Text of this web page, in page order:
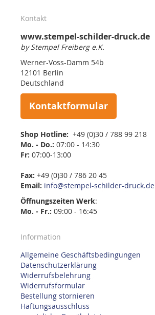
Kontakt
www.stempel-schilder-druck.de
by Stempel Freiberg e.K.
Werner-Voss-Damm 54b
12101 Berlin
Deutschland
Kontaktformular
Shop Hotline: +49 (0)30 / 788 99 218
Mo. - Do.: 07:00 - 14:30
Fr: 07:00-13:00
Fax: +49 (0)30 / 786 20 45
Email: info@stempel-schilder-druck.de
Öffnungszeiten Werk:
Mo. - Fr.: 09:00 - 16:45
Information
Allgemeine Geschäftsbedingungen
Datenschutzerklärung
Widerrufsbelehrung
Widerrufsformular
Bestellung stornieren
Haftungsausschluss